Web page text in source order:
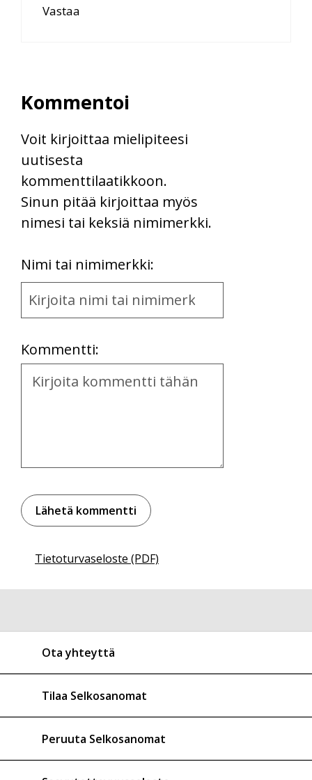
Vastaa
Kommentoi
Voit kirjoittaa mielipiteesi
uutisesta
kommenttilaatikkoon.
Sinun pitää kirjoittaa myös
nimesi tai keksiä nimimerkki.
Nimi tai nimimerkki:
Name
and
Kommentti:
Kommentti
Tietoturvaseloste (PDF)
Ota yhteyttä
Tilaa Selkosanomat
Peruuta Selkosanomat